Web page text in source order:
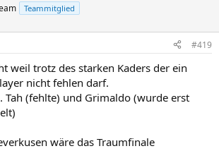
Teammitglied
#419
weil trotz des starken Kaders der ein
nicht fehlen darf.
Tah (fehlte) und Grimaldo (wurde erst
wäre das Traumfinale